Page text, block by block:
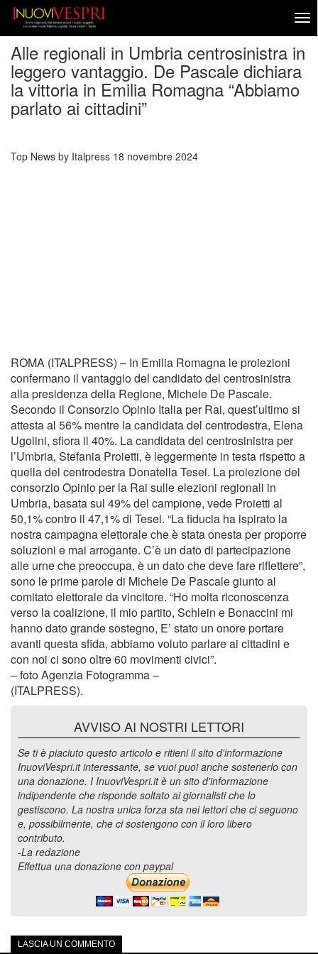
Alle regionali in Umbria centrosinistra in
leggero vantaggio. De Pascale dichiara
la vittoria in Emilia Romagna “Abbiamo
parlato ai cittadini”
Top News by Italpress 18 novembre 2024
ROMA (ITALPRESS) – In Emilia Romagna le proiezioni
confermano il vantaggio del candidato del centrosinistra
alla presidenza della Regione, Michele De Pascale.
Secondo il Consorzio Opinio Italia per Rai, quest’ultimo si
attesta al 56% mentre la candidata del centrodestra, Elena
Ugolini, sfiora il 40%. La candidata del centrosinistra per
l’Umbria, Stefania Proietti, è leggermente in testa rispetto a
quella del centrodestra Donatella Tesei. La proiezione del
consorzio Opinio per la Rai sulle elezioni regionali in
Umbria, basata sul 49% del campione, vede Proietti al
50,1% contro il 47,1% di Tesei. “La fiducia ha ispirato la
nostra campagna elettorale che è stata onesta per proporre
soluzioni e mai arrogante. C’è un dato di partecipazione
alle urne che preoccupa, è un dato che deve fare riflettere”,
sono le prime parole di Michele De Pascale giunto al
comitato elettorale da vincitore. “Ho molta riconoscenza
verso la coalizione, il mio partito, Schlein e Bonaccini mi
hanno dato grande sostegno, E’ stato un onore portare
avanti questa sfida, abbiamo voluto parlare ai cittadini e
con noi ci sono oltre 60 movimenti civici”.
– foto Agenzia Fotogramma –
(ITALPRESS).
AVVISO AI NOSTRI LETTORI
Se ti è piaciuto questo articolo e ritieni il sito d'informazione
InuoviVespri.it interessante, se vuoi puoi anche sostenerlo con
una donazione. I InuoviVespri.it è un sito d'informazione
indipendente che risponde soltato ai giornalisti che lo
gestiscono. La nostra unica forza sta nei lettori che ci seguono
e, possibilmente, che ci sostengono con il loro libero
contributo.
-La redazione
Effettua una donazione con paypal
LASCIA UN COMMENTO